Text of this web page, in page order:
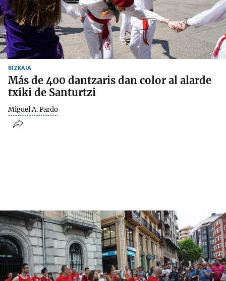
BIZKAIA
Más de 400 dantzaris dan color al alarde
txiki de Santurtzi
Miguel A. Pardo